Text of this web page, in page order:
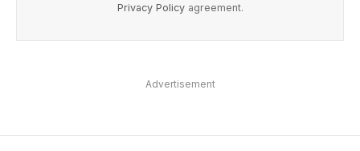
Privacy Policyagreement.
Advertisement